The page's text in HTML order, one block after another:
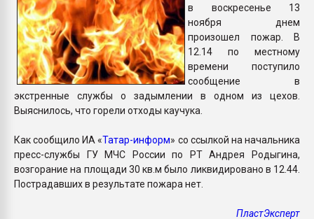
в воскресенье 13
ноября днем
произошел пожар. В
12.14 по местному
времени поступило
сообщение в
экстренные службы о задымлении в одном из цехов.
Выяснилось, что горели отходы каучука.
Как сообщило ИА «Татар-информ» со ссылкой на начальника
пресс-службы ГУ МЧС России по РТ Андрея Родыгина,
возгорание на площади 30 кв.м было ликвидировано в 12.44.
Пострадавших в результате пожара нет.
ПластЭксперт